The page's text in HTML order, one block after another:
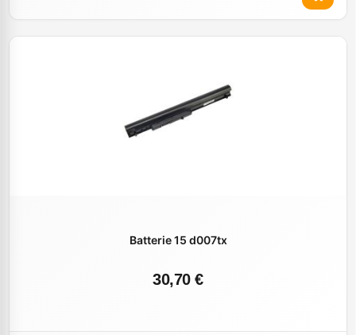
Batterie 15 d007tx
30,70 €